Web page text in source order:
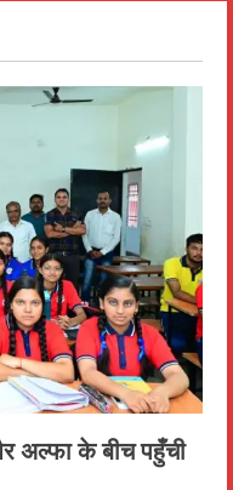
अल्फा के बीच पहुँची